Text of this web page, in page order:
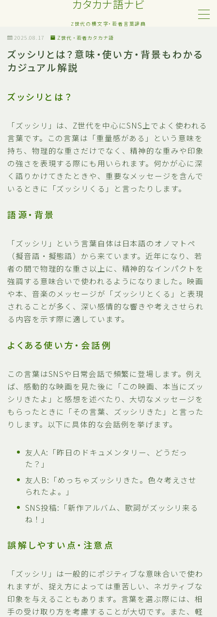
カタカナ語ナビ
Z世代の横文字・若者言葉辞典
MENU
Z世代・若者カタカナ語
ネット・SNS用語
日常でよく聞く流行語
略語・造語
2025.08.17 Z世代・若者カタカナ語
ズッシリとは？意味・使い方・背景もわかる
カジュアル解説
ズッシリとは？
「ズッシリ」は、Z世代を中心にSNS上でよく使われる
言葉です。この言葉は「重量感がある」という意味を
持ち、物理的な重さだけでなく、精神的な重みや印象
の強さを表現する際にも用いられます。何かが心に深
く語りかけてきたときや、重要なメッセージを含んで
いるときに「ズッシリくる」と言ったりします。
語源・背景
「ズッシリ」という言葉自体は日本語のオノマトペ
（擬音語・擬態語）から来ています。近年になり、若
者の間で物理的な重さ以上に、精神的なインパクトを
強調する意味合いで使われるようになりました。映画
や本、音楽のメッセージが「ズッシリとくる」と表現
されることが多く、深い感情的な響きや考えさせられ
る内容を示す際に適しています。
よくある使い方・会話例
この言葉はSNSや日常会話で頻繁に登場します。例え
ば、感動的な映画を見た後に「この映画、本当にズッ
シリきたよ」と感想を述べたり、大切なメッセージを
もらったときに「その言葉、ズッシリきた」と言った
りします。以下に具体的な会話例を挙げます。
友人A:「昨日のドキュメンタリー、どうだっ
た？」
友人B:「めっちゃズッシリきた。色々考えさせ
られたよ。」
SNS投稿:「新作アルバム、歌詞がズッシリ来る
ね！」
誤解しやすい点・注意点
「ズッシリ」は一般的にポジティブな意味合いで使わ
れますが、捉え方によっては重苦しい、ネガティブな
印象を与えることもあります。言葉を選ぶ際には、相
手の受け取り方を考慮することが大切です。また、軽